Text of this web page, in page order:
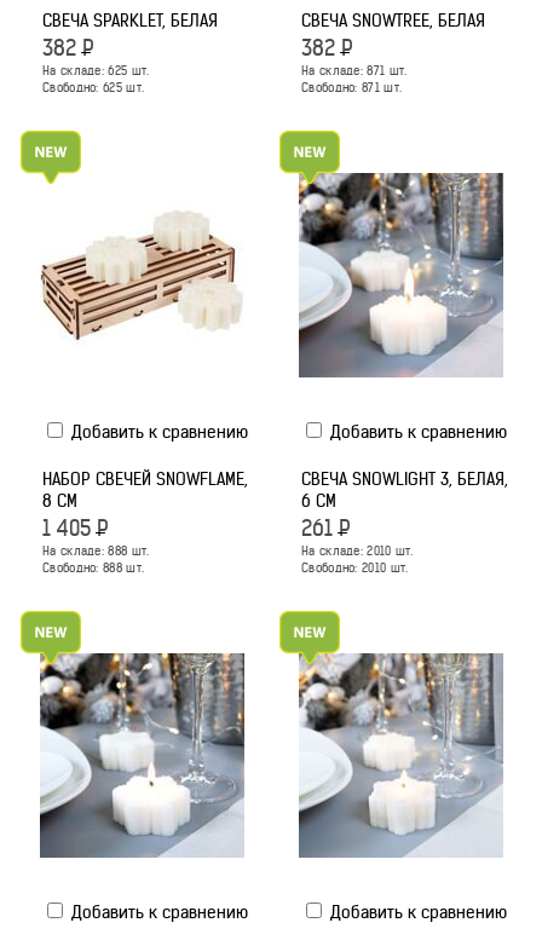
СВЕЧА SPARKLET, БЕЛАЯ
382 Р
На складе:625 шт.
Свободно: 625шт.
СВЕЧА SNOWTREE, БЕЛАЯ
382 Р
На складе:871 шт.
Свободно: 871шт.
Добавить к сравнению
НАБОР СВЕЧЕЙ SNOWFLAME,
8 СМ
1 405 Р
На складе:888 шт.
Свободно: 888шт.
Добавить к сравнению
СВЕЧА SNOWLIGHT 3, БЕЛАЯ,
6 СМ
261 Р
На складе:2010 шт.
Свободно: 2010 шт.
Добавить к сравнению Добавить к сравнению